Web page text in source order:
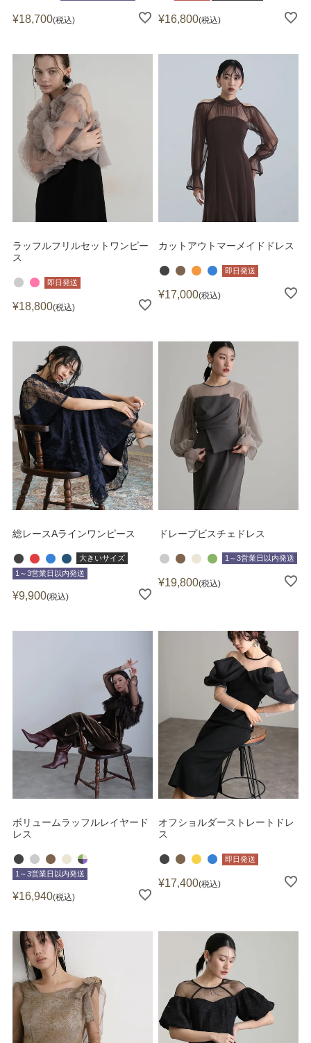
¥18,700 税込 ¥16,800 税込
ラッフルフリルセットワンピー
ス
即日発送
¥18,800 税込
カットアウトマーメイドドレス
即日発送
¥17,000 税込
総レースAラインワンピース
大きいサイズ
1～3営業日以内発送
¥9,900 税込
ドレープビスチェドレス
1～3営業日以内発送
¥19,800 税込
ボリュームラッフルレイヤード
レス
1～3営業日以内発送
¥16,940 税込
オフショルダーストレートドレ
ス
即日発送
¥17,400 税込